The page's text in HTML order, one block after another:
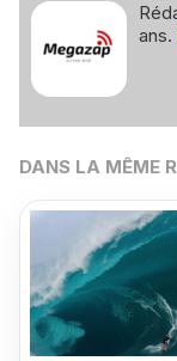
ans.
DANS LA MÊME